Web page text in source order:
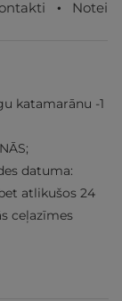
katamarānu -1
datuma:
atlikušos 24
ceļazīmes